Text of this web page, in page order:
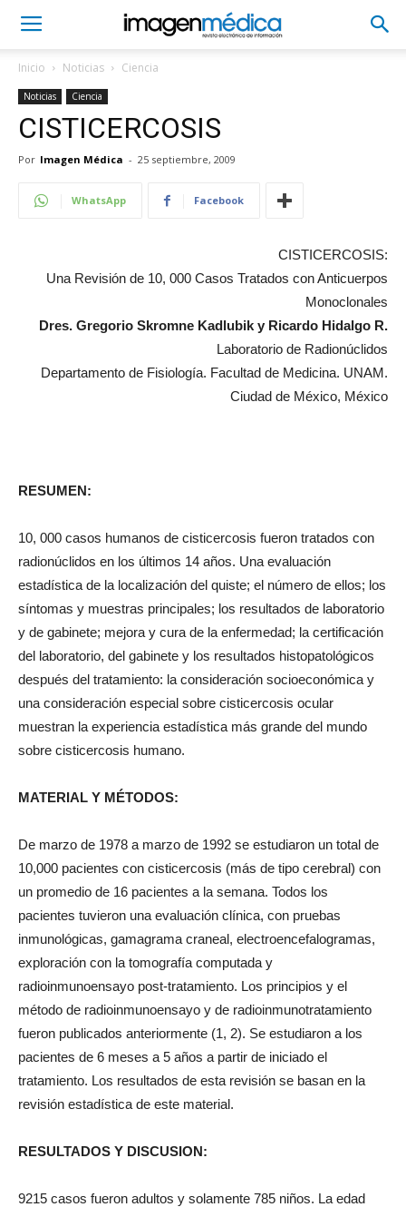
Inicio Noticias Ciencia
Noticias Ciencia
CISTICERCOSIS
Por Imagen Médica - 25 septiembre, 2009
WhatsApp Facebook
CISTICERCOSIS:
Una Revisión de 10, 000 Casos Tratados con Anticuerpos
Monoclonales
Dres. Gregorio Skromne Kadlubik y Ricardo Hidalgo R.
Laboratorio de Radionúclidos
Departamento de Fisiología. Facultad de Medicina. UNAM.
Ciudad de México, México
RESUMEN:
10, 000 casos humanos de cisticercosis fueron tratados con
radionúclidos en los últimos 14 años. Una evaluación
estadística de la localización del quiste; el número de ellos; los
síntomas y muestras principales; los resultados de laboratorio
y de gabinete; mejora y cura de la enfermedad; la certificación
del laboratorio, del gabinete y los resultados histopatológicos
después del tratamiento: la consideración socioeconómica y
una consideración especial sobre cisticercosis ocular
muestran la experiencia estadística más grande del mundo
sobre cisticercosis humano.
MATERIAL Y MÉTODOS:
De marzo de 1978 a marzo de 1992 se estudiaron un total de
10,000 pacientes con cisticercosis (más de tipo cerebral) con
un promedio de 16 pacientes a la semana. Todos los
pacientes tuvieron una evaluación clínica, con pruebas
inmunológicas, gamagrama craneal, electroencefalogramas,
exploración con la tomografía computada y
radioinmunoensayo post-tratamiento. Los principios y el
método de radioinmunoensayo y de radioinmunotratamiento
fueron publicados anteriormente (1, 2). Se estudiaron a los
pacientes de 6 meses a 5 años a partir de iniciado el
tratamiento. Los resultados de esta revisión se basan en la
revisión estadística de este material.
RESULTADOS Y DISCUSION:
9215 casos fueron adultos y solamente 785 niños. La edad